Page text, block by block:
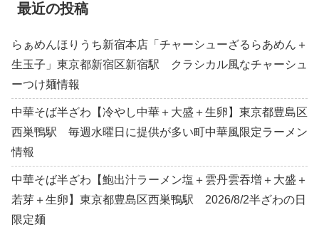
最近の投稿
らぁめんほりうち新宿本店「チャーシューざるらあめん＋
生玉子」東京都新宿区新宿駅 クラシカル風なチャーシュ
ーつけ麺情報
中華そば半ざわ【冷やし中華＋大盛＋生卵】東京都豊島区
西巣鴨駅 毎週水曜日に提供が多い町中華風限定ラーメン
情報
中華そば半ざわ【鮑出汁ラーメン塩＋雲丹雲吞増＋大盛＋
若芽＋生卵】東京都豊島区西巣鴨駅 2026/8/2半ざわの日
限定麺